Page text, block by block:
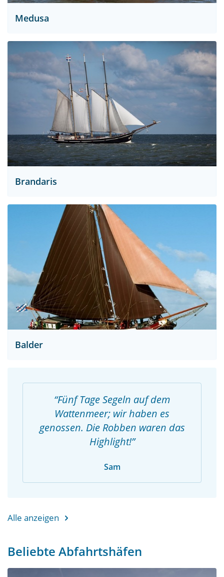
Medusa
Brandaris
Balder
Fünf Tage Segeln auf dem
Wattenmeer; wir haben es
genossen. Die Robben waren das
Highlight!
Sam
Alle anzeigen
Beliebte Abfahrtshäfen